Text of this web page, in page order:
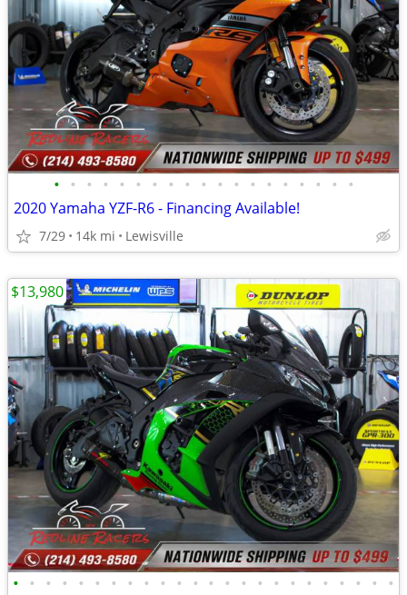
• • • • • • • • • • • • • • • • • • •
2020 Yamaha YZF-R6 - Financing Available!
7/29 14k mi Lewisville
• • • • • • • • • • • • • • • • • • • • • • • •
$13,980